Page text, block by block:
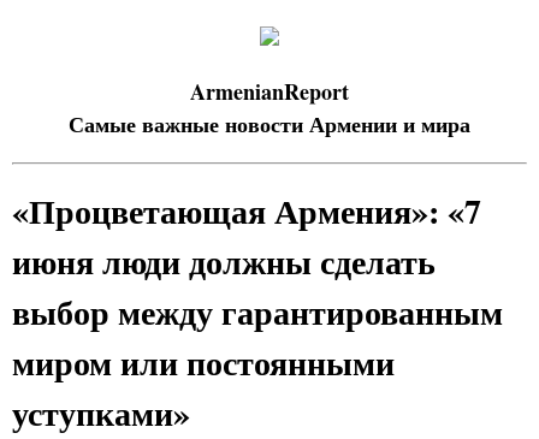
ArmenianReport
Самые важные новости Армении и мира
«Процветающая Армения»: «7
июня люди должны сделать
выбор между гарантированным
миром или постоянными
уступками»